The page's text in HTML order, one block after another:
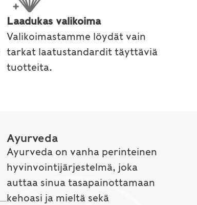
Laadukas valikoima
Valikoimastamme löydät vain
tarkat laatustandardit täyttäviä
tuotteita.
Ayurveda
Ayurveda on vanha perinteinen
hyvinvointijärjestelmä, joka
auttaa sinua tasapainottamaan
kehoasi ja mieltä sekä